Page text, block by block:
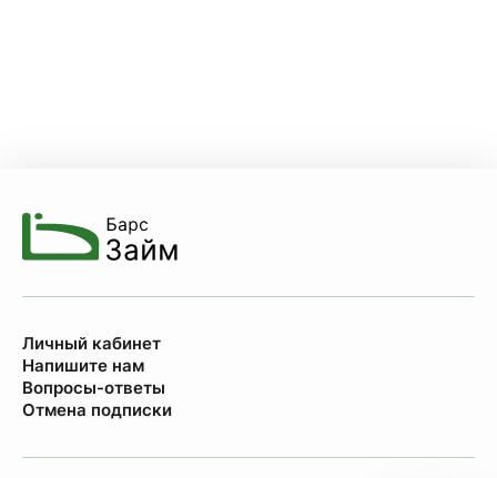
Личный кабинет
Напишите нам
Вопросы-ответы
Отмена подписки